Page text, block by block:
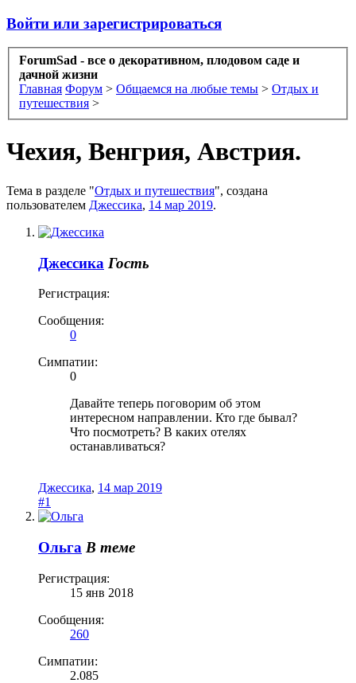
Войти или зарегистрироваться
ForumSad - все о декоративном, плодовом саде и
дачной жизни
Главная Форум > Общаемся на любые темы > Отдых и
путешествия >
Чехия, Венгрия, Австрия.
Тема в разделе "Отдых и путешествия", создана
пользователем Джессика, 14 мар 2019.
Джессика Гость
Регистрация:
Сообщения:
0
Симпатии:
0
Давайте теперь поговорим об этом
интересном направлении. Кто где бывал?
Что посмотреть? В каких отелях
останавливаться?
Джессика, 14 мар 2019
#1
Ольга В теме
Регистрация:
15 янв 2018
Сообщения:
260
Симпатии:
2.085